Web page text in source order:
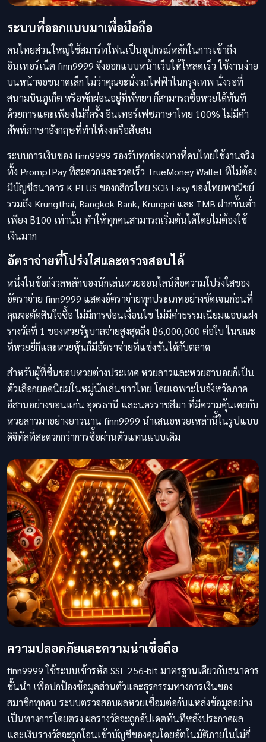
ระบบที่ออกแบบมาเพื่อมือถือ
คนไทยส่วนใหญ่ใช้สมาร์ทโฟนเป็นอุปกรณ์หลักในการเข้าถึง
อินเทอร์เน็ต finn9999 จึงออกแบบหน้าเว็บให้โหลดเร็ว ใช้งานง่าย
บนหน้าจอขนาดเล็ก ไม่ว่าคุณจะนั่งรถไฟฟ้าในกรุงเทพ นั่งรอที่
สนามบินภูเก็ต หรือพักผ่อนอยู่ที่พัทยา ก็สามารถซื้อหวยได้ทันที
ด้วยการแตะเพียงไม่กี่ครั้ง อินเทอร์เฟซภาษาไทย 100% ไม่มีคำ
ศัพท์ภาษาอังกฤษที่ทำให้งงหรือสับสน
ระบบการเงินของ finn9999 รองรับทุกช่องทางที่คนไทยใช้งานจริง
ทั้ง PromptPay ที่สะดวกและรวดเร็ว TrueMoney Wallet ที่ไม่ต้อง
มีบัญชีธนาคาร K PLUS ของกสิกรไทย SCB Easy ของไทยพาณิชย์
รวมถึง Krungthai, Bangkok Bank, Krungsri และ TMB ฝากขั้นต่ำ
เพียง ฿100 เท่านั้น ทำให้ทุกคนสามารถเริ่มต้นได้โดยไม่ต้องใช้
เงินมาก
อัตราจ่ายที่โปร่งใสและตรวจสอบได้
หนึ่งในข้อกังวลหลักของนักเล่นหวยออนไลน์คือความโปร่งใสของ
อัตราจ่าย finn9999 แสดงอัตราจ่ายทุกประเภทอย่างชัดเจนก่อนที่
คุณจะตัดสินใจซื้อ ไม่มีการซ่อนเงื่อนไข ไม่มีค่าธรรมเนียมแอบแฝง
รางวัลที่ 1 ของหวยรัฐบาลจ่ายสูงสุดถึง ฿6,000,000 ต่อใบ ในขณะ
ที่หวยยี่กีและหวยหุ้นก็มีอัตราจ่ายที่แข่งขันได้กับตลาด
สำหรับผู้ที่ชื่นชอบหวยต่างประเทศ หวยลาวและหวยฮานอยก็เป็น
ตัวเลือกยอดนิยมในหมู่นักเล่นชาวไทย โดยเฉพาะในจังหวัดภาค
อีสานอย่างขอนแก่น อุดรธานี และนครราชสีมา ที่มีความคุ้นเคยกับ
หวยลาวมาอย่างยาวนาน finn9999 นำเสนอหวยเหล่านี้ในรูปแบบ
ดิจิทัลที่สะดวกกว่าการซื้อผ่านตัวแทนแบบเดิม
ความปลอดภัยและความน่าเชื่อถือ
finn9999 ใช้ระบบเข้ารหัส SSL 256-bit มาตรฐานเดียวกับธนาคาร
ชั้นนำ เพื่อปกป้องข้อมูลส่วนตัวและธุรกรรมทางการเงินของ
สมาชิกทุกคน ระบบตรวจสอบผลหวยเชื่อมต่อกับแหล่งข้อมูลอย่าง
เป็นทางการโดยตรง ผลรางวัลจะถูกอัปเดตทันทีหลังประกาศผล
และเงินรางวัลจะถูกโอนเข้าบัญชีของคุณโดยอัตโนมัติภายในไม่กี่